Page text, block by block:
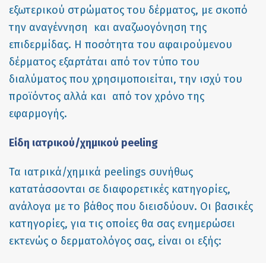
εξωτερικού στρώματος του δέρματος, με σκοπό
την αναγέννηση και αναζωογόνηση της
επιδερμίδας. Η ποσότητα του αφαιρούμενου
δέρματος εξαρτάται από τον τύπο του
διαλύματος που χρησιμοποιείται, την ισχύ του
προϊόντος αλλά και από τον χρόνο της
εφαρμογής.
Είδη ιατρικού/χημικού peeling
Τα ιατρικά/χημικά peelings συνήθως
κατατάσσονται σε διαφορετικές κατηγορίες,
ανάλογα με το βάθος που διεισδύουν. Οι βασικές
κατηγορίες, για τις οποίες θα σας ενημερώσει
εκτενώς ο δερματολόγος σας, είναι οι εξής: